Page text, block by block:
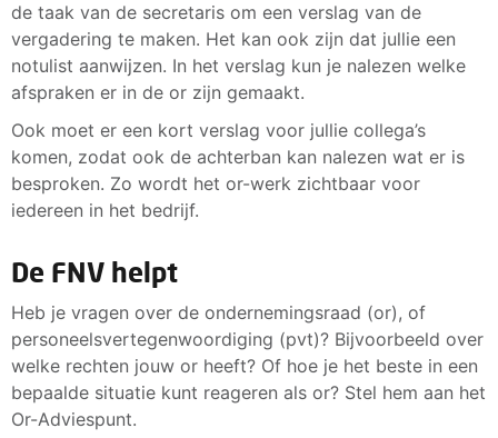
de taak van de secretaris om een verslag van de
vergadering te maken. Het kan ook zijn dat jullie een
notulist aanwijzen. In het verslag kun je nalezen welke
afspraken er in de or zijn gemaakt.
Ook moet er een kort verslag voor jullie collega’s
komen, zodat ook de achterban kan nalezen wat er is
besproken. Zo wordt het or-werk zichtbaar voor
iedereen in het bedrijf.
De FNV helpt
Heb je vragen over de ondernemingsraad (or), of
personeelsvertegenwoordiging (pvt)? Bijvoorbeeld over
welke rechten jouw or heeft? Of hoe je het beste in een
bepaalde situatie kunt reageren als or? Stel hem aan het
Or-Adviespunt.